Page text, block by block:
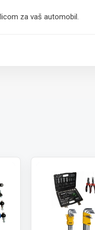
za vaš automobil.